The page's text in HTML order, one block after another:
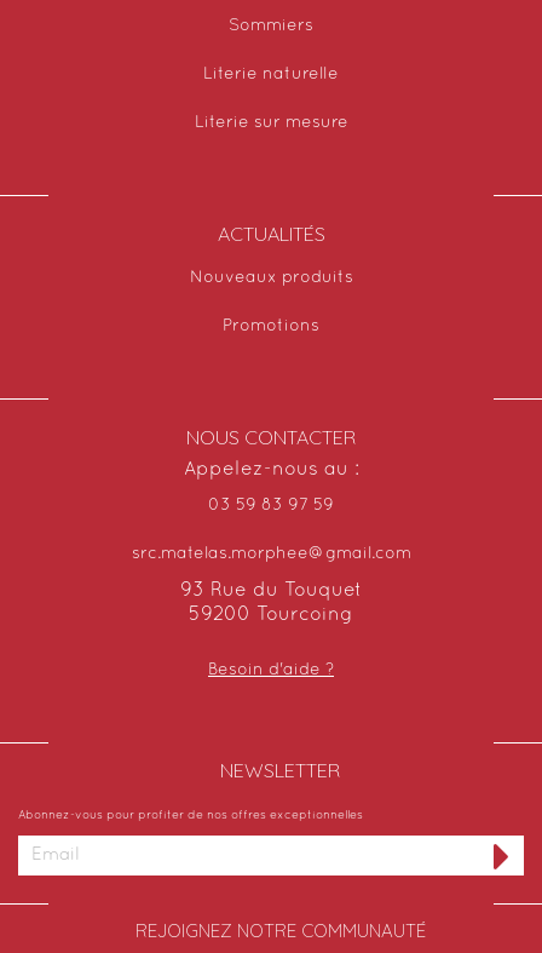
Sommiers
Literie naturelle
Literie sur mesure
ACTUALITÉS
Nouveaux produits
Promotions
NOUS CONTACTER
Appelez-nous au :
03 59 83 97 59
src.matelas.morphee@gmail.com
93 Rue du Touquet
59200 Tourcoing
Besoin d'aide ?
NEWSLETTER​
Abonnez-vous pour profiter de nos offres exceptionnelles
REJOIGNEZ NOTRE COMMUNAUTÉ